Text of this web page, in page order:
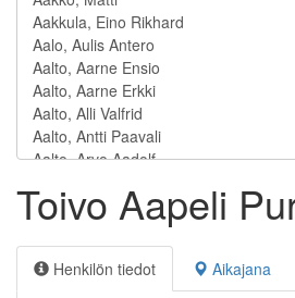
Toivo Aapeli
Henkilön tiedot Aikajana